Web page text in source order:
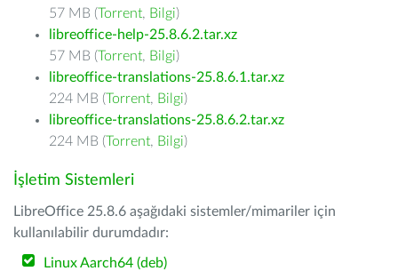
57 MB (Torrent, Bilgi)
libreoffice-help-25.8.6.2.tar.xz
57 MB (Torrent, Bilgi)
libreoffice-translations-25.8.6.1.tar.xz
224 MB (Torrent, Bilgi)
libreoffice-translations-25.8.6.2.tar.xz
224 MB (Torrent, Bilgi)
İşletim Sistemleri
LibreOffice 25.8.6 aşağıdaki sistemler/mimariler için
kullanılabilir durumdadır:
Linux Aarch64 (deb)